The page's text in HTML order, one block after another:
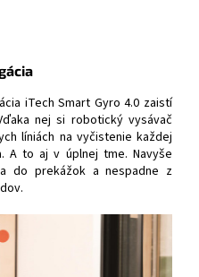
iTech Smart Gyro 4.0 zaistí
nej si robotický vysávač
líniách na vyčistenie každej
A to aj v úplnej tme. Navyše
do prekážok a nespadne z